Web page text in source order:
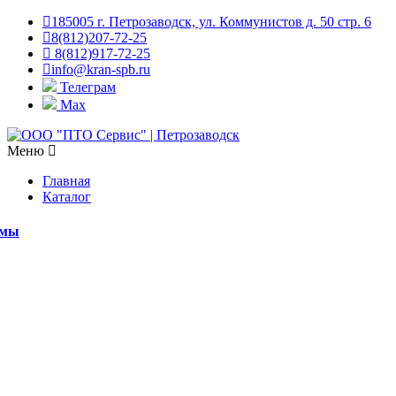
185005 г. Петрозаводск, ул. Коммунистов д. 50 стр. 6
8(812)207-72-25
8(812)917-72-25
info@kran-spb.ru
Телеграм
Max
Меню
Главная
Каталог